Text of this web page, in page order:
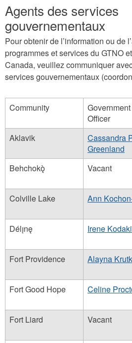
Agents des services
gouvernementaux
Pour obtenir de l’information ou de
programmes et services du GTNO
Canada, veuillez communiquer
services gouvernementaux
Community
Officer
Aklavik
Cassandra
Greenland
Behchokǫ̀
Vacant
Colville Lake
Ann
Délı̨nę
Irene
Fort Providence
Alayna
Fort Good Hope
Celine
Fort Liard
Vacant